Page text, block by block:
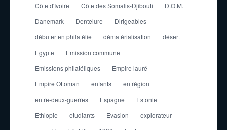
Côte d'Ivoire
Côte des Somalis-Djibouti
D.O.M.
Danemark
Dentelure
Dirigeables
débuter en philatélie
dématérialisation
désert
Egypte
Emission commune
Emissions philatéliques
Empire lauré
Empire Ottoman
enfants
en région
entre-deux-guerres
Espagne
Estonie
Ethiopie
etudiants Evasion
explorateur